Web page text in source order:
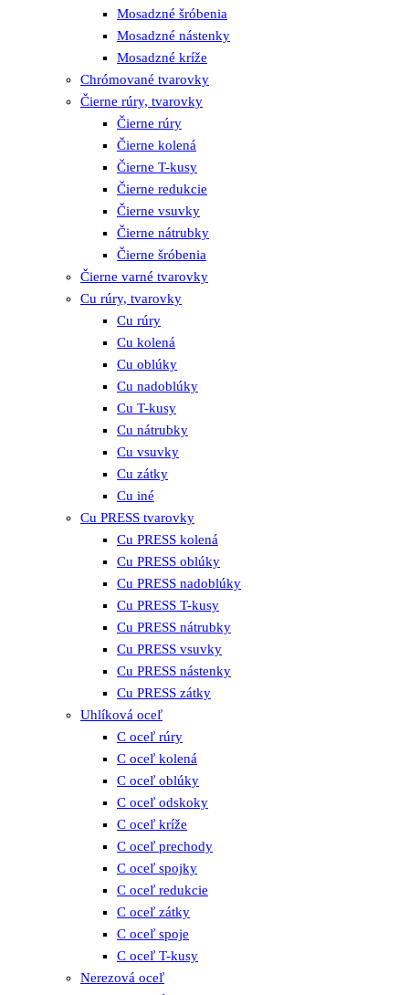
Mosadzné šróbenia
Mosadzné nástenky
Mosadzné kríže
Chrómované tvarovky
Čierne rúry, tvarovky
Čierne rúry
Čierne kolená
Čierne T-kusy
Čierne redukcie
Čierne vsuvky
Čierne nátrubky
Čierne šróbenia
Čierne varné tvarovky
Cu rúry, tvarovky
Cu rúry
Cu kolená
Cu oblúky
Cu nadoblúky
Cu T-kusy
Cu nátrubky
Cu vsuvky
Cu zátky
Cu iné
Cu PRESS tvarovky
Cu PRESS kolená
Cu PRESS oblúky
Cu PRESS nadoblúky
Cu PRESS T-kusy
Cu PRESS nátrubky
Cu PRESS vsuvky
Cu PRESS nástenky
Cu PRESS zátky
Uhlíková oceľ
C oceľ rúry
C oceľ kolená
C oceľ oblúky
C oceľ odskoky
C oceľ kríže
C oceľ prechody
C oceľ spojky
C oceľ redukcie
C oceľ zátky
C oceľ spoje
C oceľ T-kusy
Nerezová oceľ